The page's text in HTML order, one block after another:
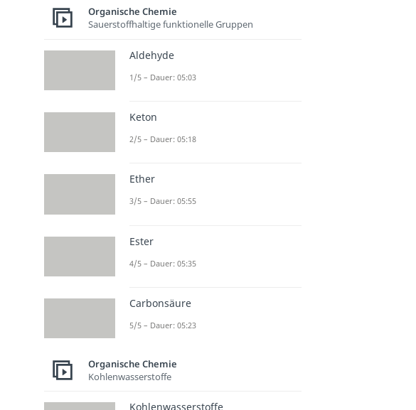
Organische Chemie
Sauerstoffhaltige funktionelle Gruppen
Aldehyde
1/5 – Dauer: 05:03
Keton
2/5 – Dauer: 05:18
Ether
3/5 – Dauer: 05:55
Ester
4/5 – Dauer: 05:35
Carbonsäure
5/5 – Dauer: 05:23
Organische Chemie
Kohlenwasserstoffe
Kohlenwasserstoffe